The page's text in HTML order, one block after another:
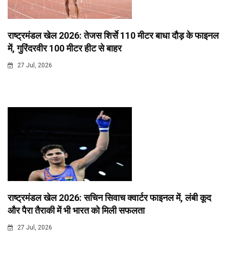
राष्ट्रमंडल खेल 2026: तेजस शिर्से 110 मीटर बाधा दौड़ के फाइनल
में, गुरिंदरवीर 100 मीटर हीट से बाहर
27 Jul, 2026
राष्ट्रमंडल खेल 2026: सचिन सिवाच क्वार्टर फाइनल में, लंबी कूद
और पैरा तैराकी में भी भारत को मिली सफलता
27 Jul, 2026